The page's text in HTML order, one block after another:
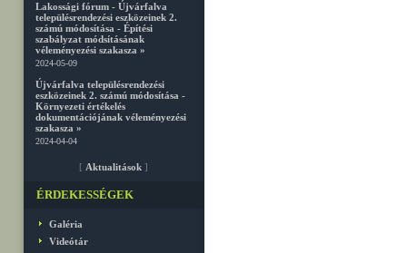
Lakossági fórum - Újvárfalva
településrendezési eszközeinek 2.
számú módosítása - Építési
szabályzat módsításának
véleményezési szakasza »
2024-05-09
Újvárfalva településrendezési
eszközeinek 2. számú módosítása -
Környezeti értékelés
dokumentációjának véleményezési
szakasza »
2024-04-04
[ Aktualitások ]
ÉRDEKESSÉGEK
Galéria
Videótár